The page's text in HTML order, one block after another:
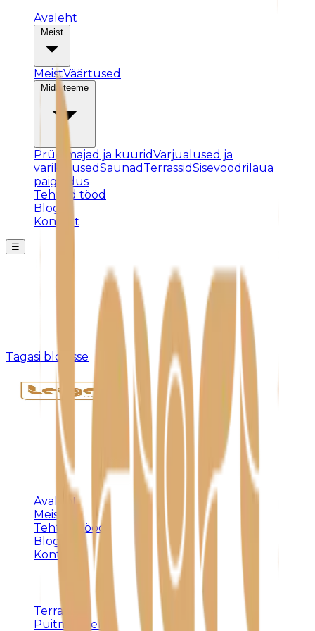
Avaleht
MeistVäärtused
Prügimajad ja kuuridVarjualused ja
varikatusedSaunad TerrassidSisevoodrilaua
paigaldus
Tehtud tööd
Blogi
Kontakt
☰
Posti ei leitud
Kahjuks pole sellist postitust olemas või see on
Tagasi blogisse
Täispuidust eritellimusmööbel, terrassid ja
varjualused – meistritöö Harjumaal alates 1992.
KLIENDILE
Avaleht
Meist
Tehtud tööd
Blogi
Kontakt
TEENUSED
Terrassid
Puitmööbel